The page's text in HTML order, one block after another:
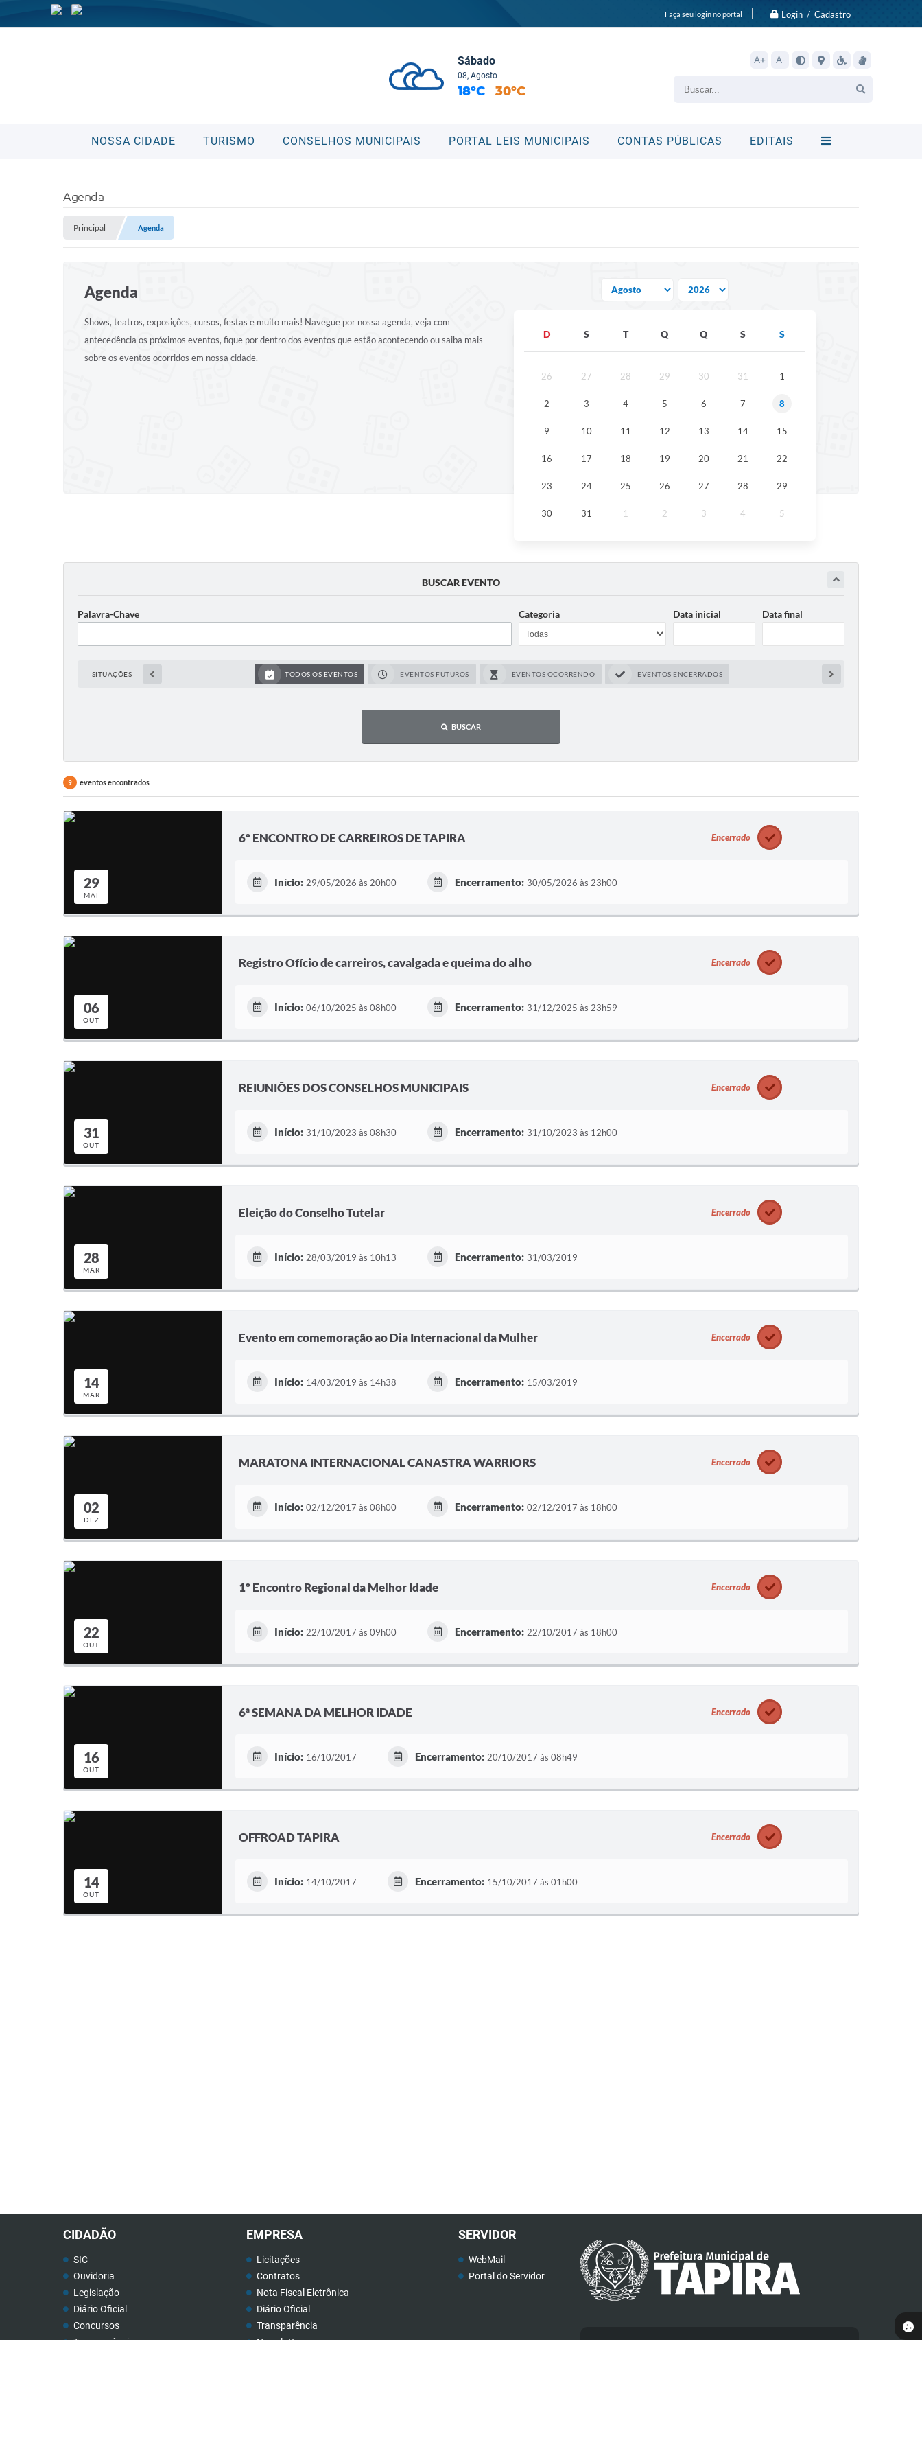
Faça seu login no portal Login / Cadastro
A+ A-
Sábado
08, Agosto
18ºC 30ºC
NOSSA CIDADE TURISMO CONSELHOS MUNICIPAIS PORTAL LEIS MUNICIPAIS CONTAS PÚBLICAS EDITAIS
Agenda
Principal Agenda
Agenda
Shows, teatros, exposições, cursos, festas e muito mais! Navegue por nossa agenda, veja com
antecedência os próximos eventos, fique por dentro dos eventos que estão acontecendo ou saiba mais
sobre os eventos ocorridos em nossa cidade.
D S T Q Q S S
26 27 28 29 30 31 1
2 3 4 5 6 7 8
9 10 11 12 13 14 15
16 17 18 19 20 21 22
23 24 25 26 27 28 29
30 31 1 2 3 4 5
BUSCAR EVENTO
Palavra-Chave Categoria Data inicial Data final
SITUAÇÕES TODOS OS EVENTOS EVENTOS FUTUROS EVENTOS OCORRENDO EVENTOS ENCERRADOS
BUSCAR
9 eventos encontrados
29
MAI
6º ENCONTRO DE CARREIROS DE TAPIRA Encerrado
Início: 29/05/2026 às 20h00 Encerramento: 30/05/2026 às 23h00
06
OUT
Registro Ofício de carreiros, cavalgada e queima do alho Encerrado
Início: 06/10/2025 às 08h00 Encerramento: 31/12/2025 às 23h59
31
OUT
REIUNIÕES DOS CONSELHOS MUNICIPAIS Encerrado
Início: 31/10/2023 às 08h30 Encerramento: 31/10/2023 às 12h00
28
MAR
Eleição do Conselho Tutelar Encerrado
Início: 28/03/2019 às 10h13 Encerramento: 31/03/2019
14
MAR
Evento em comemoração ao Dia Internacional da Mulher Encerrado
Início: 14/03/2019 às 14h38 Encerramento: 15/03/2019
02
DEZ
MARATONA INTERNACIONAL CANASTRA WARRIORS Encerrado
Início: 02/12/2017 às 08h00 Encerramento: 02/12/2017 às 18h00
22
OUT
1º Encontro Regional da Melhor Idade Encerrado
Início: 22/10/2017 às 09h00 Encerramento: 22/10/2017 às 18h00
16
OUT
6ª SEMANA DA MELHOR IDADE Encerrado
Início: 16/10/2017 Encerramento: 20/10/2017 às 08h49
14
OUT
OFFROAD TAPIRA Encerrado
Início: 14/10/2017 Encerramento: 15/10/2017 às 01h00
CIDADÃO
SIC
Ouvidoria
Legislação
Diário Oficial
Concursos
Transparência
EMPRESA
Licitações
Contratos
Nota Fiscal Eletrônica
Diário Oficial
Transparência
Newslatter
SERVIDOR
WebMail
Portal do Servidor